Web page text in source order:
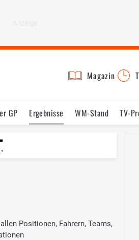
Magazin
GP Ergebnisse WM-Stand TV-
Positionen, Fahrern, Teams,